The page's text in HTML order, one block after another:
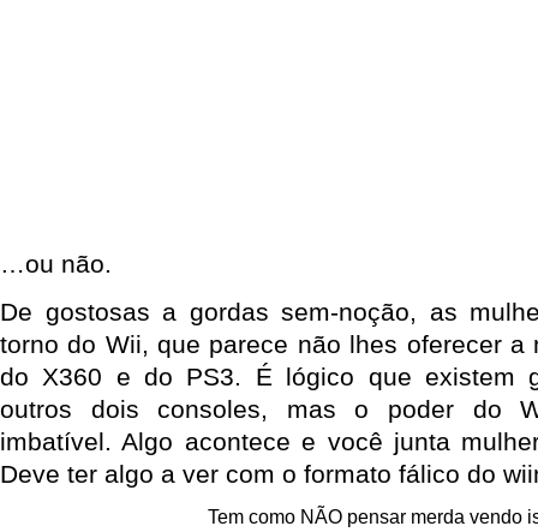
…ou não.
De gostosas a gordas sem-noção, as
torno do Wii, que parece não lhes oferecer a
do X360 e do PS3. É lógico que existem
outros dois consoles, mas o poder do
imbatível. Algo acontece e você junta
Deve ter algo a ver com o formato fálico do
Tem como NÃO pensar merda vendo